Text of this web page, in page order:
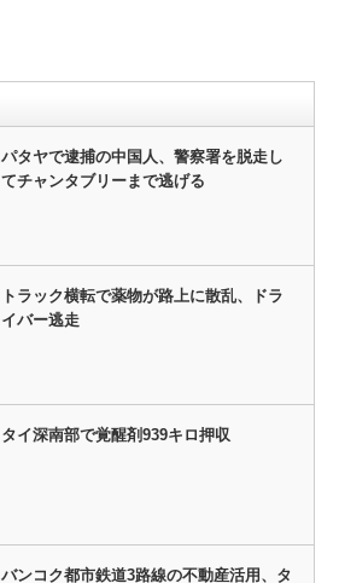
パタヤで逮捕の中国人、警察署を脱走し
てチャンタブリーまで逃げる
トラック横転で薬物が路上に散乱、ドラ
イバー逃走
タイ深南部で覚醒剤939キロ押収
バンコク都市鉄道3路線の不動産活用、タ